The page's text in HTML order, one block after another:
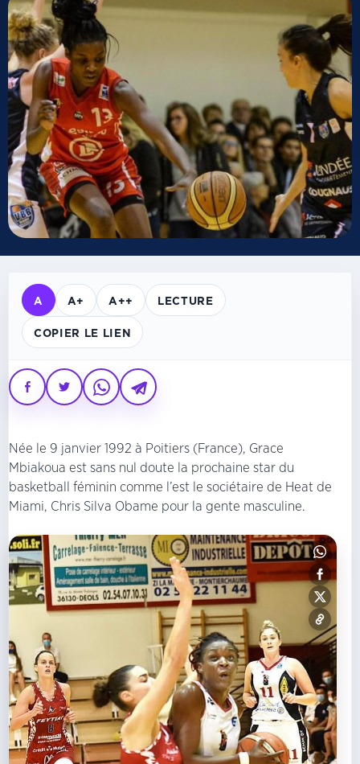
A A+ A++ LECTURE
COPIER LE LIEN
Née le 9 janvier 1992 à Poitiers (France), Grace
Mbiakoua est sans nul doute la prochaine star du
basketball féminin comme l’est le sociétaire de Heat de
Miami, Chris Silva Obame pour la gente masculine.